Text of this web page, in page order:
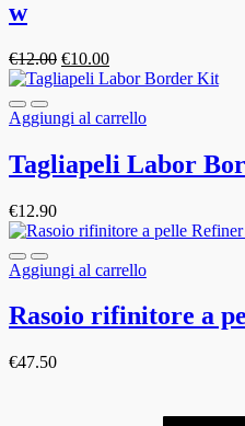
w
€12.00 €10.00
Aggiungi al carrello
Tagliapeli Labor
€12.90
Aggiungi al carrello
Rasoio rifinitore a
€47.50